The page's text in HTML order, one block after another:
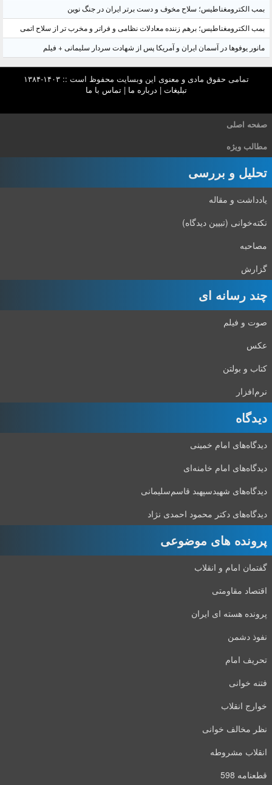
بمب الکترومغناطیس؛ سلاح مخوف و دست برتر ایران در جنگ نوین
بمب الکترومغناطیس؛ برهم زننده معادلات نظامی و فراتر و مخرب تر از سلاح اتمی
مانور یوفوها در آسمان ایران و آمریکا پس از شهادت سردار سلیمانی + فیلم
تمامی حقوق مادی و معنوی این وبسایت محفوظ است :: ۱۴۰۳-۱۳۸۴
تبلیغات | درباره ما |تماس با ما
صفحه اصلی
مطالب ویژه
تحلیل و بررسی
یادداشت و مقاله
نکته‌خوانی (تبیین دیدگاه)
مصاحبه
گزارش
چند رسانه ای
صوت و فیلم
عکس
کتاب و بولتن
نرم‌افزار
دیدگاه‌
دیدگاه‌های امام خمینی
دیدگاه‌های امام خامنه‌ای
دیدگاه‌های شهید‌سپهبد قاسم‌سلیمانی
دیدگاه‌های دکتر محمود احمدی نژاد
پرونده های موضوعی
گفتمان امام و انقلاب
اقتصاد مقاومتی
پرونده هسته ای ایران
نفوذ دشمن
تحریف امام
فتنه خوانی
خوارج انقلاب
نظر مخالف خوانی
انقلاب مشروطه
قطعنامه 598